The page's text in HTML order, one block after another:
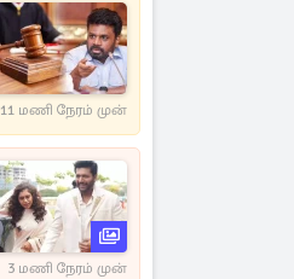
11 மணி நேரம் முன்
3 மணி நேரம் முன்